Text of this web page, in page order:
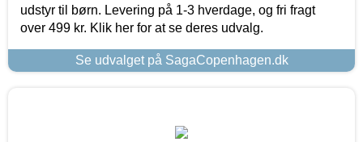
udstyr til børn. Levering på 1-3 hverdage, og fri fragt
over 499 kr. Klik her for at se deres udvalg.
Se udvalget på SagaCopenhagen.dk